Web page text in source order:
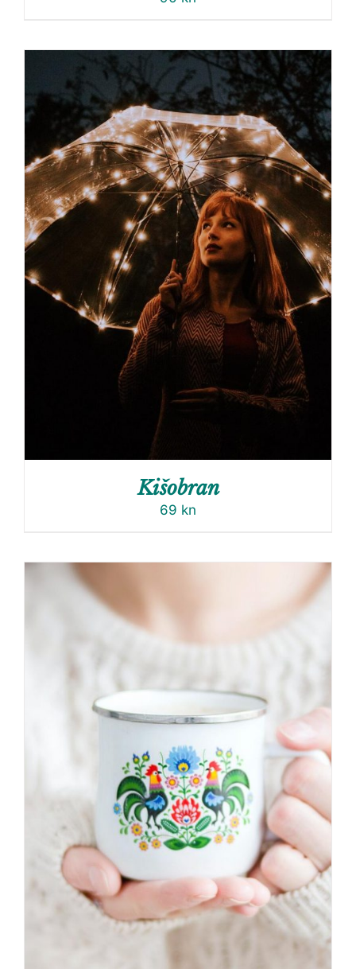
Kišobran
69 kn